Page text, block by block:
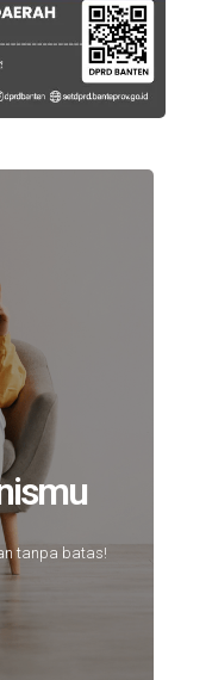
tanpa batas!